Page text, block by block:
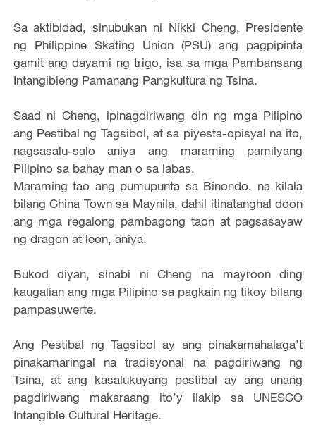
Sa aktibidad, sinubukan ni Nikki Cheng, Presidente
ng Philippine Skating Union (PSU) ang pagpipinta
gamit ang dayami ng trigo, isa sa mga Pambansang
Intangibleng Pamanang Pangkultura ng Tsina.
Saad ni Cheng, ipinagdiriwang din ng mga Pilipino
ang Pestibal ng Tagsibol, at sa piyesta-opisyal na ito,
nagsasalu-salo aniya ang maraming pamilyang
Pilipino sa bahay man o sa labas.
Maraming tao ang pumupunta sa Binondo, na kilala
bilang China Town sa Maynila, dahil itinatanghal doon
ang mga regalong pambagong taon at pagsasayaw
ng dragon at leon, aniya.
Bukod diyan, sinabi ni Cheng na mayroon ding
kaugalian ang mga Pilipino sa pagkain ng tikoy bilang
pampasuwerte.
Ang Pestibal ng Tagsibol ay ang pinakamahalaga’t
pinakamaringal na tradisyonal na pagdiriwang ng
Tsina, at ang kasalukuyang pestibal ay ang unang
pagdiriwang makaraang ito’y ilakip sa UNESCO
Intangible Cultural Heritage.